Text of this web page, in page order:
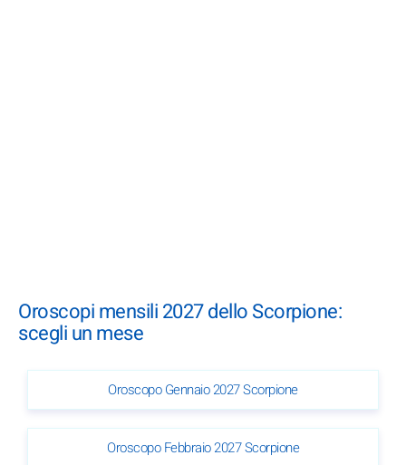
Oroscopi mensili 2027 dello Scorpione:
scegli un mese
Oroscopo Gennaio 2027 Scorpione
Oroscopo Febbraio 2027 Scorpione